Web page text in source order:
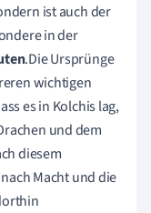
ist auch der
in der
.Die Ursprünge
wichtigen
es in Kolchis lag,
und dem
diesem
Macht und die